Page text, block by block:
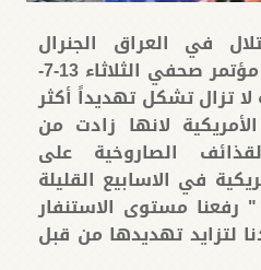
في العراق الجنرال
اوديرنو للصحفيين في مؤتمر صحفي الثلاثاء 13-7-
لا تزال تشكل تهديداً أكثر
لانها زادت من
الصاروخية على
في الاسابيع القليلة
رفعنا مستوى الاستنفار
لتزايد تهديدها من قبل